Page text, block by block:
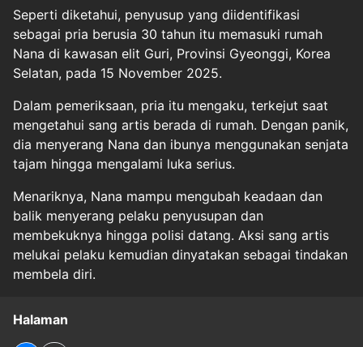
Seperti diketahui, penyusup yang diidentifikasi
sebagai pria berusia 30 tahun itu memasuki rumah
Nana di kawasan elit Guri, Provinsi Gyeonggi, Korea
Selatan, pada 15 November 2025.
Dalam pemeriksaan, pria itu mengaku, terkejut saat
mengetahui sang artis berada di rumah. Dengan panik,
dia menyerang Nana dan ibunya menggunakan senjata
tajam hingga mengalami luka serius.
Menariknya, Nana mampu mengubah keadaan dan
balik menyerang pelaku penyusupan dan
membekuknya hingga polisi datang. Aksi sang artis
melukai pelaku kemudian dinyatakan sebagai tindakan
membela diri.
Halaman